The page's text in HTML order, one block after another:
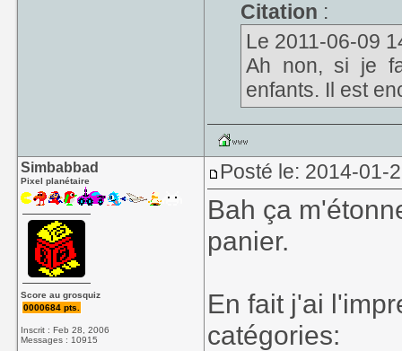
Citation :
Le 2011-06-09
Ah non, si je
enfants. Il est
Simbabbad
Pixel planétaire
Score au grosquiz
0000684 pts.
Inscrit : Feb 28, 2006
Messages : 10915
Posté le: 2014-01-
Bah ça
panier.
En fait j'ai
catégories: